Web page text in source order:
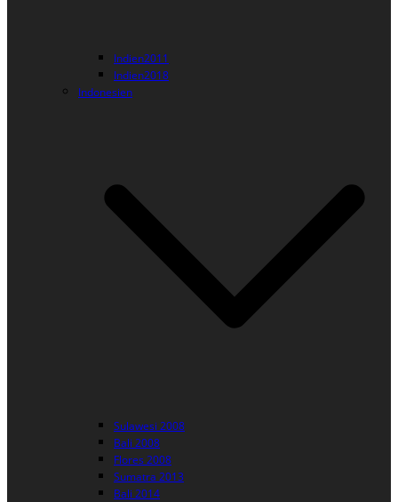
Indien2011
Indien2018
Indonesien
Sulawesi 2008
Bali 2008
Flores 2008
Sumatra 2013
Bali 2014